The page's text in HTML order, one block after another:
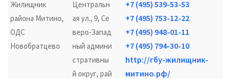
Жилищник
района Митино,
ОДС
Новобратцево
Центральн
ая ул., 9, Се
веро-Запад
ный админи
стративны
й округ, рай
+7 (495) 539-53-53
+7 (495) 753-12-22
+7 (495) 948-01-11
+7 (495) 794-30-10
http://гбу-жилищник-
митино.рф/